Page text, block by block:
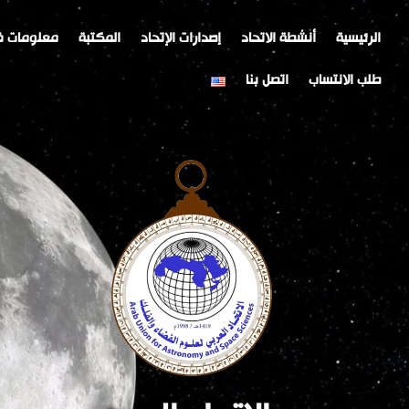
تخطي
إلى
المحتوى
الرئيسية أنشطة الاتحاد إصدارات الإتحاد المكتبة معلومات
طلب الانتساب
اتصل بنا
Post
navigation